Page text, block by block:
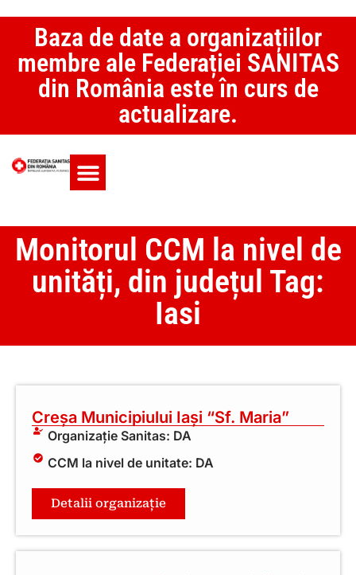
Baza de date a organizațiilor
membre ale Federației SANITAS
din România este în curs de
actualizare.
Monitorul CCM la nivel de
unități, din județul Tag:
Iasi
Creșa Municipiului Iași “Sf. Maria”
Organizație Sanitas: DA
CCM la nivel de unitate: DA
Detalii organizație